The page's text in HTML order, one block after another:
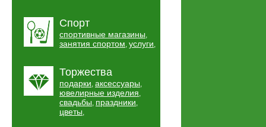
Спорт
спортивные магазины,
занятия спортом, услуги,
Торжества
подарки, аксессуары,
ювелирные изделия,
свадьбы, праздники,
цветы,